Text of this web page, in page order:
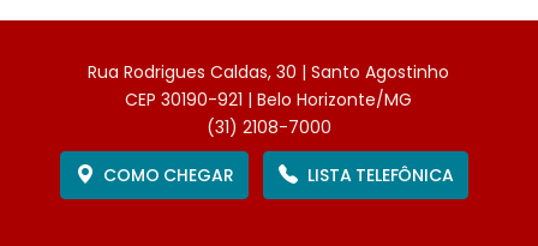
Rua Rodrigues Caldas, 30 | Santo Agostinho
CEP 30190-921 | Belo Horizonte/MG
(31) 2108-7000
COMO CHEGAR
LISTA TELEFÔNICA